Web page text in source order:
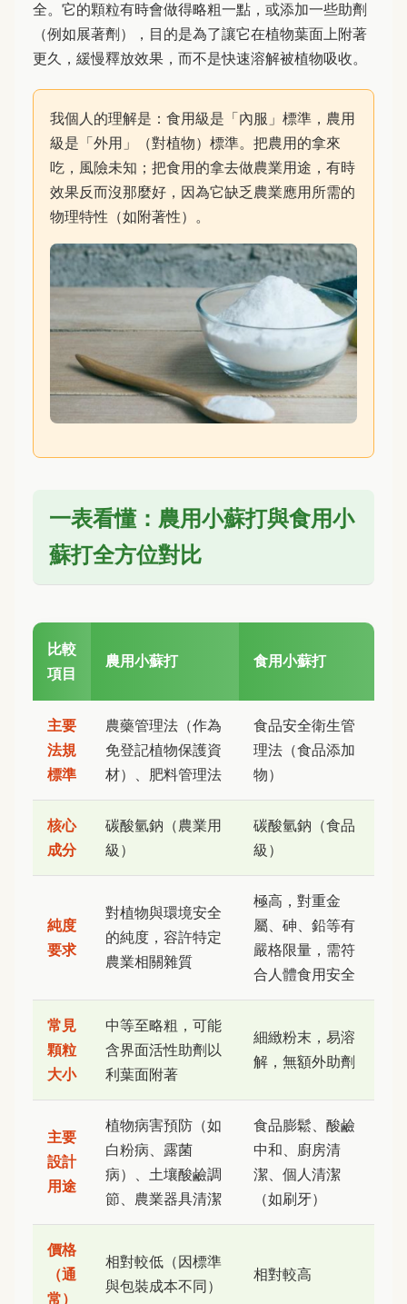
全。它的顆粒有時會做得略粗一點，或添加一些助劑
（例如展著劑），目的是為了讓它在植物葉面上附著
更久，緩慢釋放效果，而不是快速溶解被植物吸收。
我個人的理解是：食用級是「內服」標準，農用
級是「外用」（對植物）標準。把農用的拿來
吃，風險未知；把食用的拿去做農業用途，有時
效果反而沒那麼好，因為它缺乏農業應用所需的
物理特性（如附著性）。
一表看懂：農用小蘇打與食用小
蘇打全方位對比
比較
項目
農用小蘇打 食用小蘇打
主要
法規
標準
農藥管理法（作為
免登記植物保護資
材）、肥料管理法
食品安全衛生管
理法（食品添加
物）
核心
成分
碳酸氫鈉（農業用
級）
碳酸氫鈉（食品
級）
純度
要求
對植物與環境安全
的純度，容許特定
農業相關雜質
極高，對重金
屬、砷、鉛等有
嚴格限量，需符
合人體食用安全
常見
顆粒
大小
中等至略粗，可能
含界面活性助劑以
利葉面附著
細緻粉末，易溶
解，無額外助劑
主要
設計
用途
植物病害預防（如
白粉病、露菌
病）、土壤酸鹼調
節、農業器具清潔
食品膨鬆、酸鹼
中和、廚房清
潔、個人清潔
（如刷牙）
價格
（通
常）
相對較低（因標準
與包裝成本不同）
相對較高